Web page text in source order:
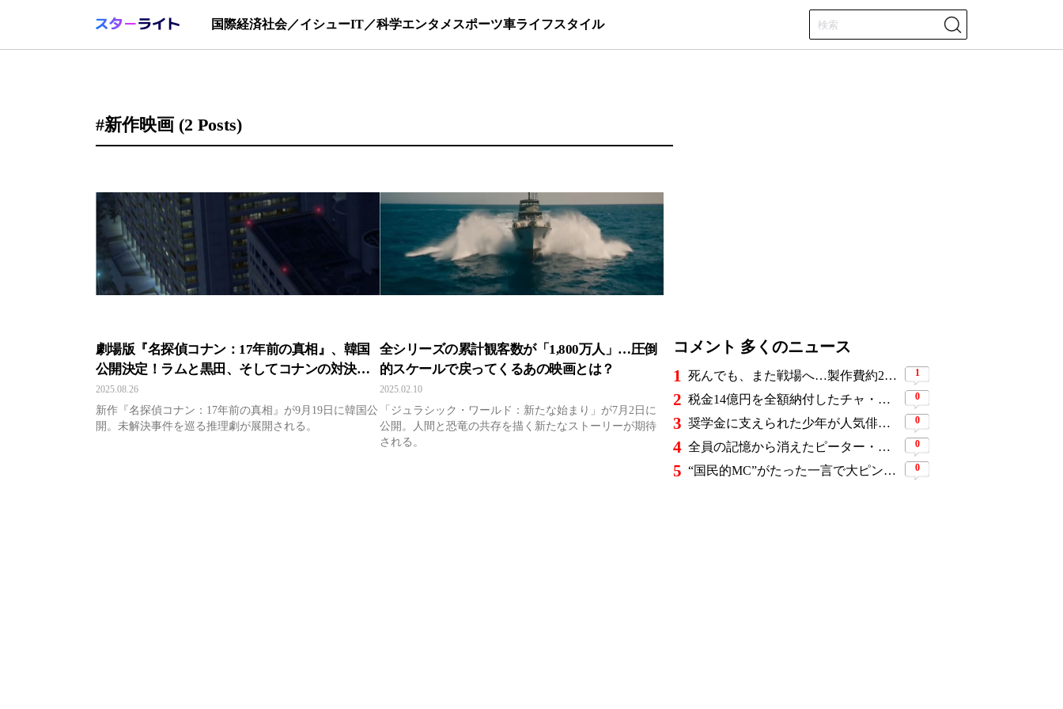
国際経済社会／イシューIT／科学エンタメ スポーツ車ライフスタイル
#新作映画 (2 Posts)
劇場版『名探偵コナン：17年前の真相』、韓国
公開決定！ラムと黒田、そしてコナンの対決に
ファン熱狂必至
2025.08.26
新作『名探偵コナン：17年前の真相』が9月19日に韓国公
開。未解決事件を巡る推理劇が展開される。
全シリーズの累計観客数が「1,800万人」…圧倒
的スケールで戻ってくるあの映画とは？
2025.02.10
「ジュラシック・ワールド：新たな始まり」が7月2日に
公開。人間と恐竜の共存を描く新たなストーリーが期待
される。
コメント 多くのニュース
1 死んでも、また戦場へ…製作費約276億円、世界興収584億円のSF大作『オール・ユー・ニード・イズ・キル』がついに配信 1
2 税金14億円を全額納付したチャ・ウヌ、今度は軍服姿で登場…鍛え上げた上半身に驚きの声 0
3 奨学金に支えられた少年が人気俳優へ…今度は子どもたちに総額5,000万円を寄付 0
4 全員の記憶から消えたピーター・パーカーに謎の敵と制御不能の新能力…『スパイダーマン：ブランド・ニュー・デイ』に期待爆発 0
5 “国民的MC”がたった一言で大ピンチ…劇場ミュージカルを巡る発言に批判続出、ついに長文で謝罪 0